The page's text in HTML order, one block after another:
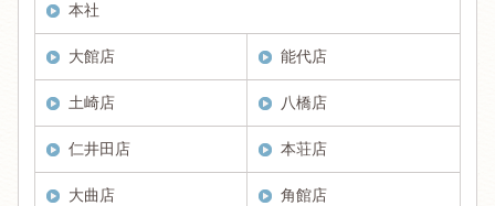
本社
大館店 能代店
土崎店 八橋店
仁井田店 本荘店
大曲店 角館店